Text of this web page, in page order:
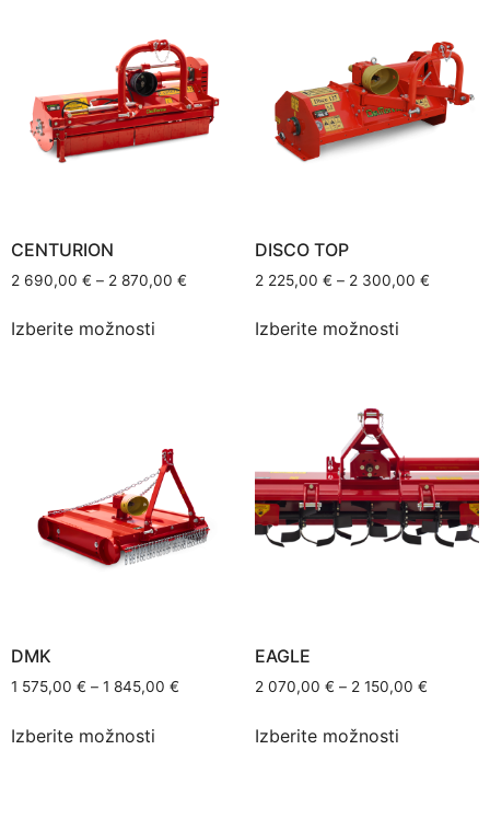
CENTURION
2 690,00 € – 2 870,00 €
Izberite možnosti
DISCO TOP
2 225,00 € – 2 300,00 €
Izberite možnosti
DMK
1 575,00 € – 1 845,00 €
Izberite možnosti
EAGLE
2 070,00 € – 2 150,00 €
Izberite možnosti